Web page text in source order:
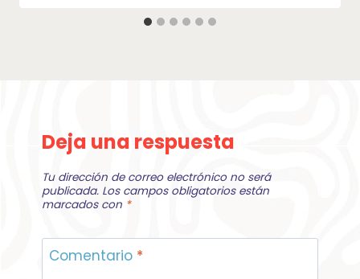
Deja una respuesta
Tu dirección de correo electrónico no será
publicada. Los campos obligatorios están
marcados con *
Comentario *